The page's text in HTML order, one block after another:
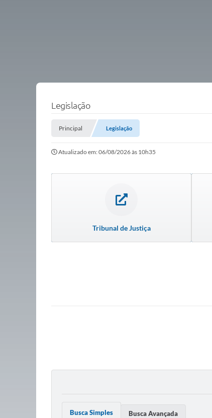
Legislação
Principal Legislação
Atualizado em: 06/08/2026 às 10h35
Tribunal de Justiça
Busca Simples Busca Avançada